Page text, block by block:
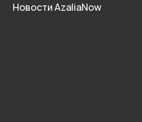
Новости AzaliaNow